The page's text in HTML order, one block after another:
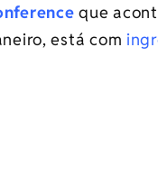
que
está com